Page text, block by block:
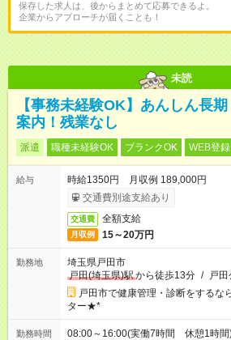
保存した求人は、後からまとめて応募できるよ。
企業からアプローチが届くことも！
未読
【事務未経験OK】あんしん長
案内！残業なし
派遣 職種未経験OK ブランクOK WEB登
給与
時給1350円 月収例 189,000円
交通費別途支給あり
交通費 全額支給
月収例 15～20万円
勤務地
埼玉県戸田市
戸田(埼玉県)駅から徒歩13分 / 戸
戸田市で健康管理・診断をするな
ター★*
勤務時間 08:00～16:00(実働7時間 休憩1時